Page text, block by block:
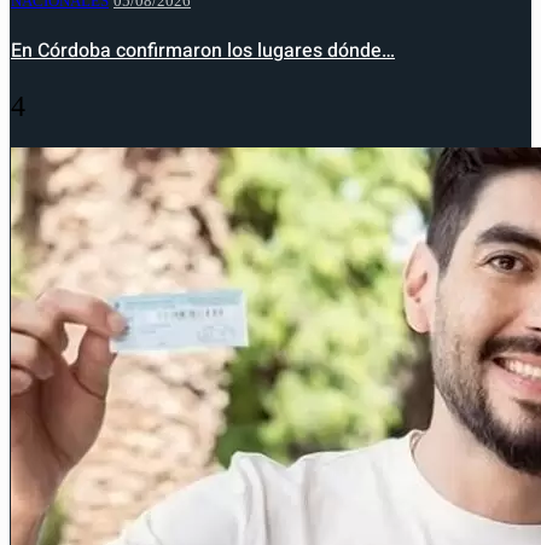
En Córdoba confirmaron los lugares dónde…
4